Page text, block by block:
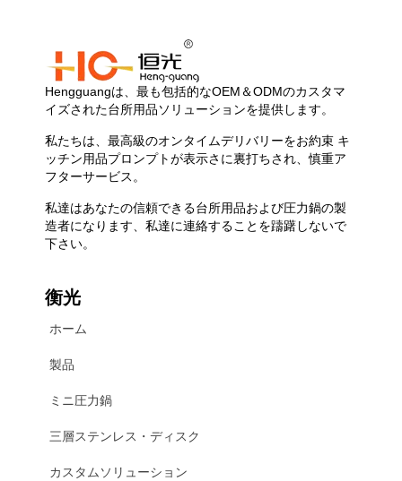
Hengguangは、最も包括的なOEM＆ODMのカスタマ
イズされた台所用品ソリューションを提供します。
私たちは、最高級のオンタイムデリバリーをお約束 キ
ッチン用品プロンプトが表示さに裏打ちされ、慎重ア
フターサービス。
私達はあなたの信頼できる台所用品および圧力鍋の製
造者になります、私達に連絡することを躊躇しないで
下さい。
衡光
ホーム
製品
ミニ圧力鍋
三層ステンレス・ディスク
カスタムソリューション